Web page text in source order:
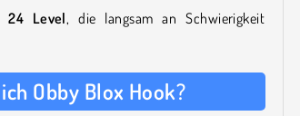
24 Level, die langsam an Schwierigkeit
Obby Blox Hook?